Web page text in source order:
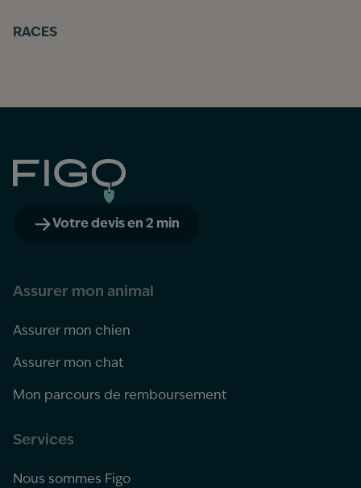
RACES
Figo
Votre devis en 2 min
Assurer mon animal
Assurer mon chien
Assurer mon chat
Mon parcours de remboursement
Services
Nous sommes Figo